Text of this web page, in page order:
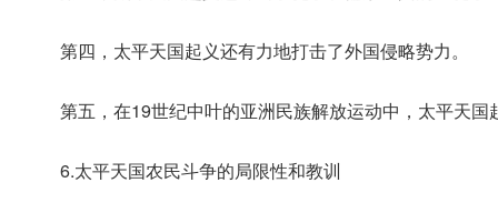
第四，太平天国起义还有力地打击了外国侵略势力。
第五，在19世纪中叶的亚洲民族解放运动中，太平天
6.太平天国农民斗争的局限性和教训